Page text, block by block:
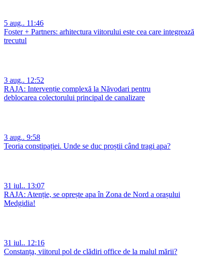
5 aug.. 11:46
Foster + Partners: arhitectura viitorului este cea care integrează
trecutul
3 aug.. 12:52
RAJA: Intervenție complexă la Năvodari pentru
deblocarea colectorului principal de canalizare
3 aug.. 9:58
Teoria constipației. Unde se duc proștii când tragi apa?
31 iul.. 13:07
RAJA: Atenție, se oprește apa în Zona de Nord a orașului
Medgidia!
31 iul.. 12:16
Constanța, viitorul pol de clădiri office de la malul mării?